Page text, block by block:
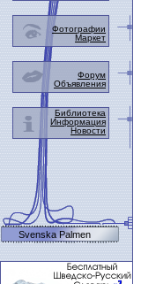
Фотографии
Маркет
Форум
Объявления
Библиотека
Информация
Новости
Svenska Palmen